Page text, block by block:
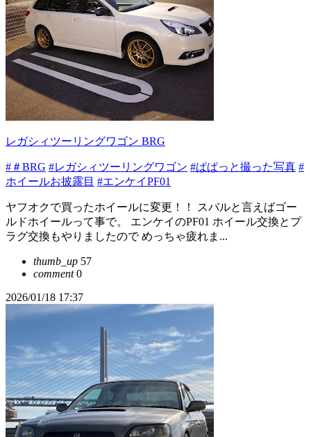
レガシィツーリングワゴン BRG
#＃BRG #レガシィツーリングワゴン #ぱぱっと撮った写真 #
ホイールお披露目 #エンケイPF01
ヤフオクで買ったホイールに変更！！ スバルと言えばゴー
ルドホイールって事で。 エンケイのPF01 ホイール交換とプ
ラグ交換もやりましたので めっちゃ疲れま...
thumb_up 57
comment0
2026/01/18 17:37